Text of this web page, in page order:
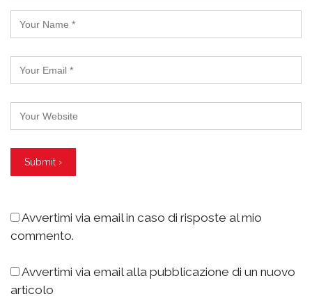
Avvertimi via email in caso di risposte al mio
commento.
Avvertimi via email alla pubblicazione di un nuovo
articolo